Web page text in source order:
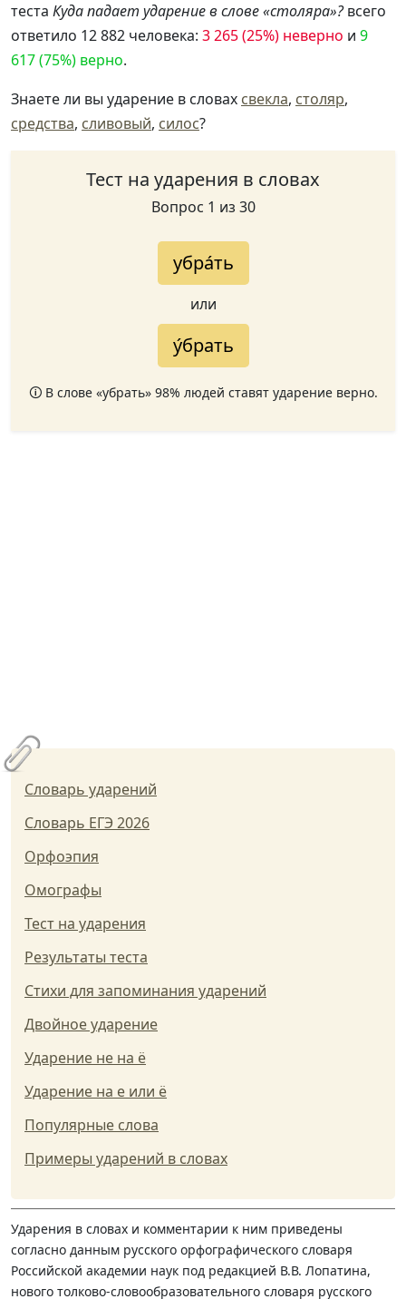
теста Куда падает ударение в слове «столяра»?всего
ответило 12 882 человека: 3 265 (25%) неверно и 9
617 (75%) верно.
Знаете ли вы ударение в словах свекла, столяр,
средства, сливовый, силос?
Тест на ударения в словах
Вопрос 1 из 30
убра́ть
или
у́брать
🛈 В слове «убрать» 98% людей ставят ударение верно.
Словарь ударений
Словарь ЕГЭ 2026
Орфоэпия
Омографы
Тест на ударения
Результаты теста
Стихи для запоминания ударений
Двойное ударение
Ударение не на ё
Ударение на е или ё
Популярные слова
Примеры ударений в словах
Ударения в словах и комментарии к ним приведены
согласно данным русского орфографического словаря
Российской академии наук под редакцией В.В. Лопатина,
нового толково-словообразовательного словаря русского